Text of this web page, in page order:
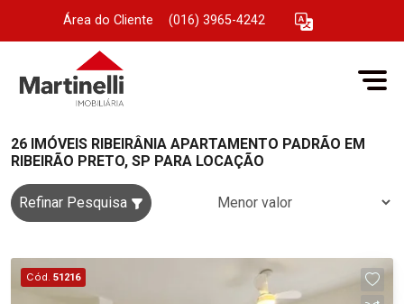
Área do Cliente (016) 3965-4242
26 IMÓVEIS RIBEIRÂNIA APARTAMENTO PADRÃO EM
RIBEIRÃO PRETO, SP PARA LOCAÇÃO
Refinar Pesquisa
Cód. 51216